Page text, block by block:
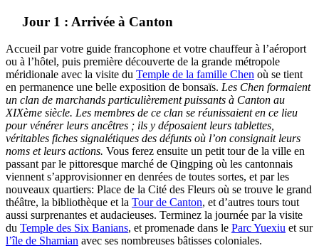
Jour 1 : Arrivée à Canton
Accueil par votre guide francophone et votre chauffeur à l’aéroport
ou à l’hôtel, puis première découverte de la grande métropole
méridionale avec la visite du Temple de la famille Chen où se tient
en permanence une belle exposition de bonsaïs. Les Chen formaient
un clan de marchands particulièrement puissants à Canton au
XIXème siècle. Les membres de ce clan se réunissaient en ce lieu
pour vénérer leurs ancêtres ; ils y déposaient leurs tablettes,
véritables fiches signalétiques des défunts où l’on consignait leurs
noms et leurs actions. Vous ferez ensuite un petit tour de la ville en
passant par le pittoresque marché de Qingping où les cantonnais
viennent s’approvisionner en denrées de toutes sortes, et par les
nouveaux quartiers: Place de la Cité des Fleurs où se trouve le grand
théâtre, la bibliothèque et la Tour de Canton, et d’autres tours tout
aussi surprenantes et audacieuses. Terminez la journée par la visite
du Temple des Six Banians, et promenade dans le Parc Yuexiu et sur
l’île de Shamian avec ses nombreuses bâtisses coloniales.